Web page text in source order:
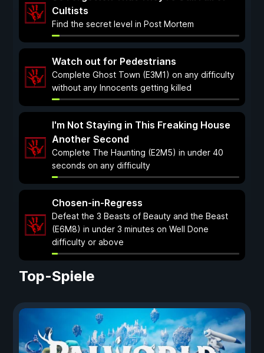
Cultists
Find the secret level in Post Mortem
Watch out for Pedestrians
Complete Ghost Town (E3M1) on any difficulty
without any Innocents getting killed
I'm Not Staying in This Freaking House
Another Second
Complete The Haunting (E2M5) in under 40
seconds on any difficulty
Chosen-in-Regress
Defeat the 3 Beasts of Beauty and the Beast
(E6M8) in under 3 minutes on Well Done
difficulty or above
Top-Spiele